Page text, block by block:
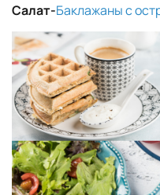
Салат-Баклажаны с